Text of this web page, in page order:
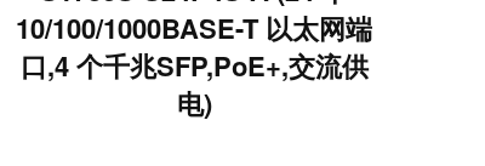
10/100/1000BASE-T 以太网端
口,4 个千兆SFP,PoE+,交流供
电)